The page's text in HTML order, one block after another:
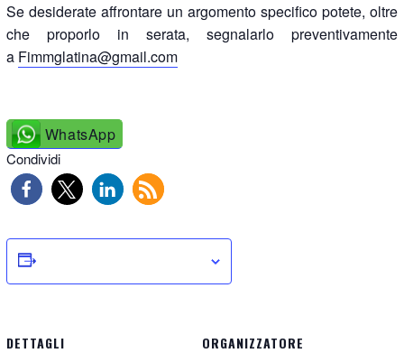
Se desiderate affrontare un argomento specifico potete, oltre
che proporlo in serata, segnalarlo preventivamente
a Fimmglatina@gmail.com
WhatsApp
Condividi
DETTAGLI ORGANIZZATORE